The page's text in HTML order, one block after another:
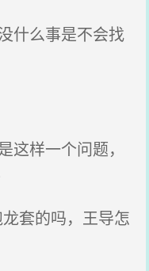
什么事是不会找
样一个问题，
套的吗，王导怎